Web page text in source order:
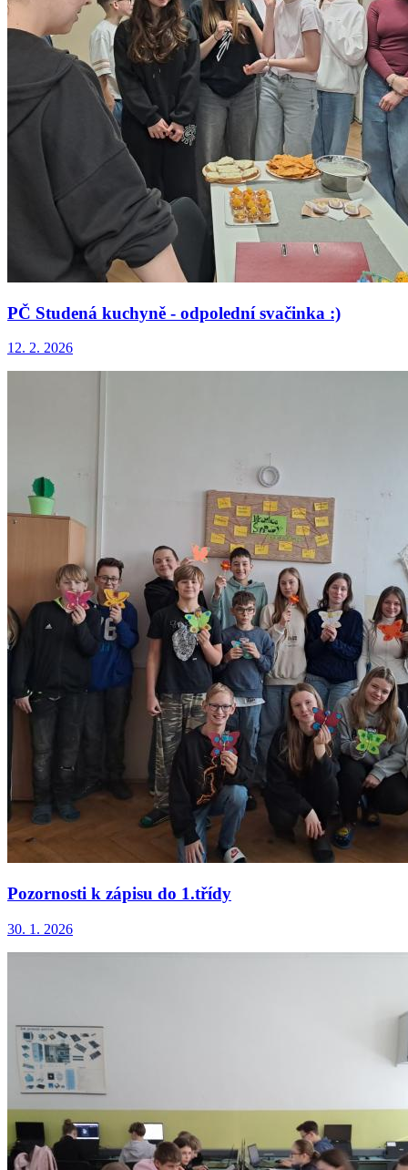
PČ Studená kuchyně - odpolední svačinka :)
12. 2. 2026
Pozornosti k zápisu do 1.třídy
30. 1. 2026